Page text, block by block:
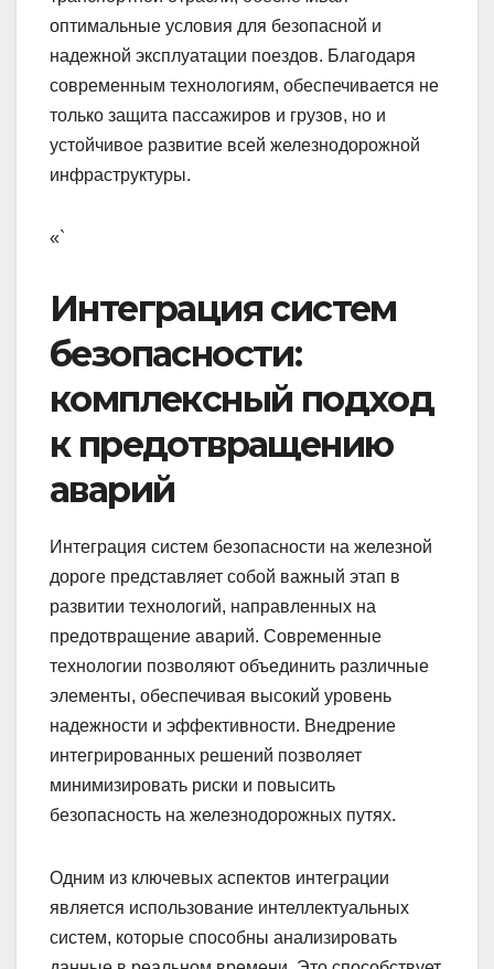
оптимальные условия для безопасной и
надежной эксплуатации поездов. Благодаря
современным технологиям, обеспечивается не
только защита пассажиров и грузов, но и
устойчивое развитие всей железнодорожной
инфраструктуры.
«`
Интеграция систем
безопасности:
комплексный подход
к предотвращению
аварий
Интеграция систем безопасности на железной
дороге представляет собой важный этап в
развитии технологий, направленных на
предотвращение аварий. Современные
технологии позволяют объединить различные
элементы, обеспечивая высокий уровень
надежности и эффективности. Внедрение
интегрированных решений позволяет
минимизировать риски и повысить
безопасность на железнодорожных путях.
Одним из ключевых аспектов интеграции
является использование интеллектуальных
систем, которые способны анализировать